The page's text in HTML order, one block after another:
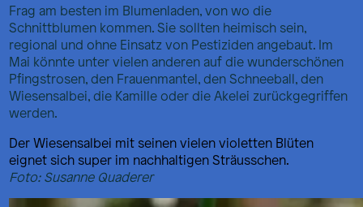
Frag am besten im Blumenladen, von wo die
Schnittblumen kommen. Sie sollten heimisch sein,
regional und ohne Einsatz von Pestiziden angebaut. Im
Mai könnte unter vielen anderen auf die wunderschönen
Pfingstrosen, den Frauenmantel, den Schneeball, den
Wiesensalbei, die Kamille oder die Akelei zurückgegriffen
werden.
Der Wiesensalbei mit seinen vielen violetten Blüten
eignet sich super im nachhaltigen Sträusschen.
Foto: Susanne Quaderer